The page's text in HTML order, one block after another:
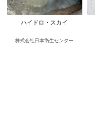
ハイドロ・スカイ
株式会社日本衛生センター